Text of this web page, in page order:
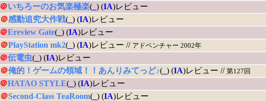
＠いちろーのお気楽極楽(_ ) (IA)レビュー
＠感動追究大作戦(_ ) (IA)レビュー
＠Ereview Gate(_ ) (IA)レビュー
＠PlayStation mk2(_ ) (IA)レビュー // アドベンチャー 2002年
＠伝電虫(_ ) (IA)レビュー
＠俺的！ゲームの領域！！あんりみてっど♪(_ ) (IA)レビュー // 第127回
＠HATAO STYLE(_ ) (IA)レビュー
＠Second-Class TeaRoom(_ ) (IA)レビュー